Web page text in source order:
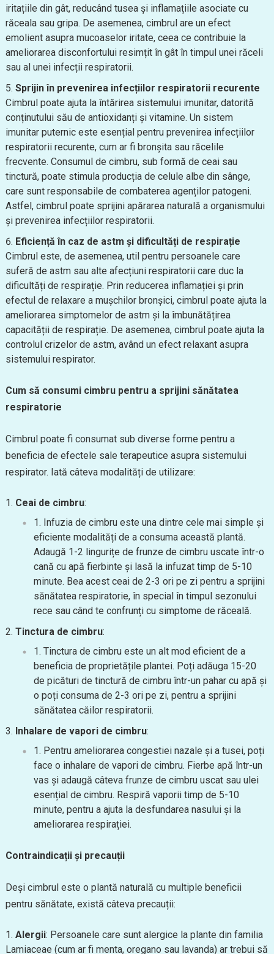
iritațiile din gât, reducând tusea și inflamațiile asociate cu
răceala sau gripa. De asemenea, cimbrul are un efect
emolient asupra mucoaselor iritate, ceea ce contribuie la
ameliorarea disconfortului resimțit în gât în timpul unei răceli
sau al unei infecții respiratorii.
Sprijin în prevenirea infecțiilor respiratorii recurente
Cimbrul poate ajuta la întărirea sistemului imunitar, datorită
conținutului său de antioxidanți și vitamine. Un sistem
imunitar puternic este esențial pentru prevenirea infecțiilor
respiratorii recurente, cum ar fi bronșita sau răcelile
frecvente. Consumul de cimbru, sub formă de ceai sau
tinctură, poate stimula producția de celule albe din sânge,
care sunt responsabile de combaterea agenților patogeni.
Astfel, cimbrul poate sprijini apărarea naturală a organismului
și prevenirea infecțiilor respiratorii.
Eficiență în caz de astm și dificultăți de respirație
Cimbrul este, de asemenea, util pentru persoanele care
suferă de astm sau alte afecțiuni respiratorii care duc la
dificultăți de respirație. Prin reducerea inflamației și prin
efectul de relaxare a mușchilor bronșici, cimbrul poate ajuta la
ameliorarea simptomelor de astm și la îmbunătățirea
capacității de respirație. De asemenea, cimbrul poate ajuta la
controlul crizelor de astm, având un efect relaxant asupra
sistemului respirator.
Cum să consumi cimbru pentru a sprijini sănătatea
respiratorie
Cimbrul poate fi consumat sub diverse forme pentru a
beneficia de efectele sale terapeutice asupra sistemului
respirator. Iată câteva modalități de utilizare:
Ceai de cimbru:
Infuzia de cimbru este una dintre cele mai simple și
eficiente modalități de a consuma această plantă.
Adaugă 1-2 lingurițe de frunze de cimbru uscate într-o
cană cu apă fierbinte și lasă la infuzat timp de 5-10
minute. Bea acest ceai de 2-3 ori pe zi pentru a sprijini
sănătatea respiratorie, în special în timpul sezonului
rece sau când te confrunți cu simptome de răceală.
Tinctura de cimbru:
Tinctura de cimbru este un alt mod eficient de a
beneficia de proprietățile plantei. Poți adăuga 15-20
de picături de tinctură de cimbru într-un pahar cu apă și
o poți consuma de 2-3 ori pe zi, pentru a sprijini
sănătatea căilor respiratorii.
Inhalare de vapori de cimbru:
Pentru ameliorarea congestiei nazale și a tusei, poți
face o inhalare de vapori de cimbru. Fierbe apă într-un
vas și adaugă câteva frunze de cimbru uscat sau ulei
esențial de cimbru. Respiră vaporii timp de 5-10
minute, pentru a ajuta la desfundarea nasului și la
ameliorarea respirației.
Contraindicații și precauții
Deși cimbrul este o plantă naturală cu multiple beneficii
pentru sănătate, există câteva precauții:
Alergii: Persoanele care sunt alergice la plante din familia
Lamiaceae (cum ar fi menta, oregano sau lavanda) ar trebui să